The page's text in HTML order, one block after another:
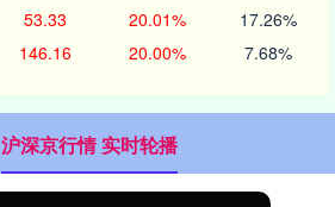
53.33 20.01% 17.26%
146.16 20.00% 7.68%
沪深京行情 实时轮播